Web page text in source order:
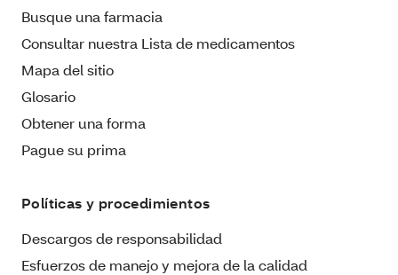
Busque una farmacia
Consultar nuestra Lista de medicamentos
Mapa del sitio
Glosario
Obtener una forma
Pague su prima
Políticas y procedimientos
Descargos de responsabilidad
Esfuerzos de manejo y mejora de la calidad